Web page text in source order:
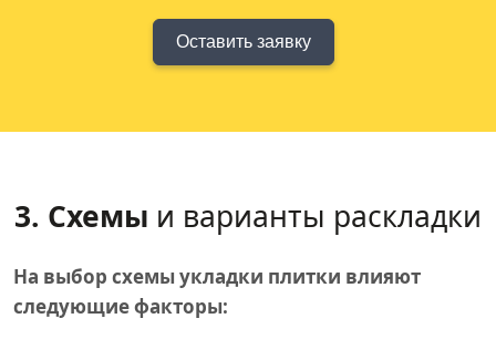
Оставить заявку
3. Схемы и варианты раскладки
На выбор схемы укладки плитки влияют
следующие факторы: